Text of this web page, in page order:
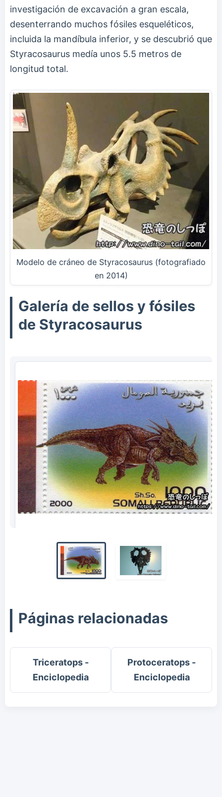
investigación de excavación a gran escala,
desenterrando muchos fósiles esqueléticos,
incluida la mandíbula inferior, y se descubrió que
Styracosaurus medía unos 5.5 metros de
longitud total.
Modelo de cráneo de Styracosaurus (fotografiado
en 2014)
Galería de sellos y fósiles
de Styracosaurus
Páginas relacionadas
Triceratops -
Enciclopedia
Protoceratops -
Enciclopedia